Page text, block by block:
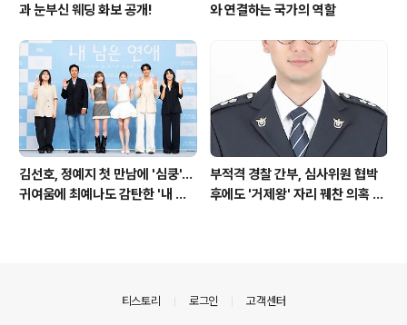
과 눈부신 웨딩 화보 공개!
와 연결하는 국가의 역할
김선호, 정예지 첫 만남에 '심쿵'…
귀여움에 최예나도 감탄한 '내 남
부적격 경찰 간부, 심사위원 협박
후에도 '거제왕' 자리 꿰찬 의혹 진
티스토리 로그인 고객센터